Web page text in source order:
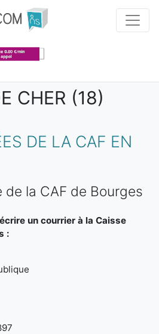
CHER (18)
DE LA CAF EN
la CAF de Bourges
un courrier à la Caisse
: